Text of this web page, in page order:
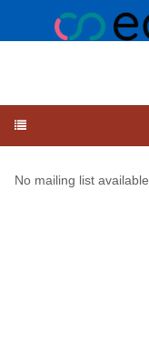
No mailing list available.